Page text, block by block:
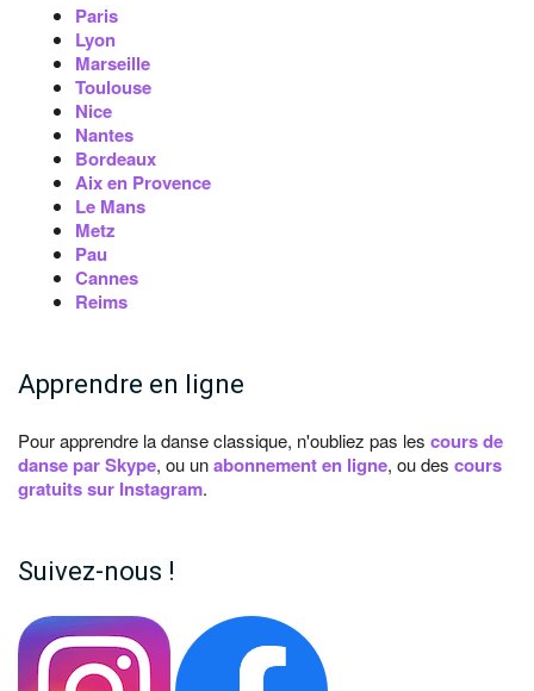
Paris
Lyon
Marseille
Toulouse
Nice
Nantes
Bordeaux
Aix en Provence
Le Mans
Metz
Pau
Cannes
Reims
Apprendre en ligne
Pour apprendre la danse classique, n'oubliez pas les cours de
danse par Skype, ou unabonnement en ligne, ou des cours
gratuits sur Instagram.
Suivez-nous !